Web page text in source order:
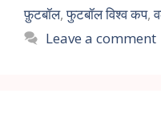
फ़ुटबॉल,फुटबॉल विश्व कप,
Leave a comment